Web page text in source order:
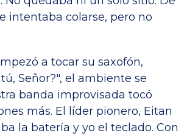
intentaba colarse, pero no
a tocar su saxofón,
Señor?", el ambiente se
banda improvisada tocó
más. El líder pionero, Eitan
la batería y yo el teclado. Con